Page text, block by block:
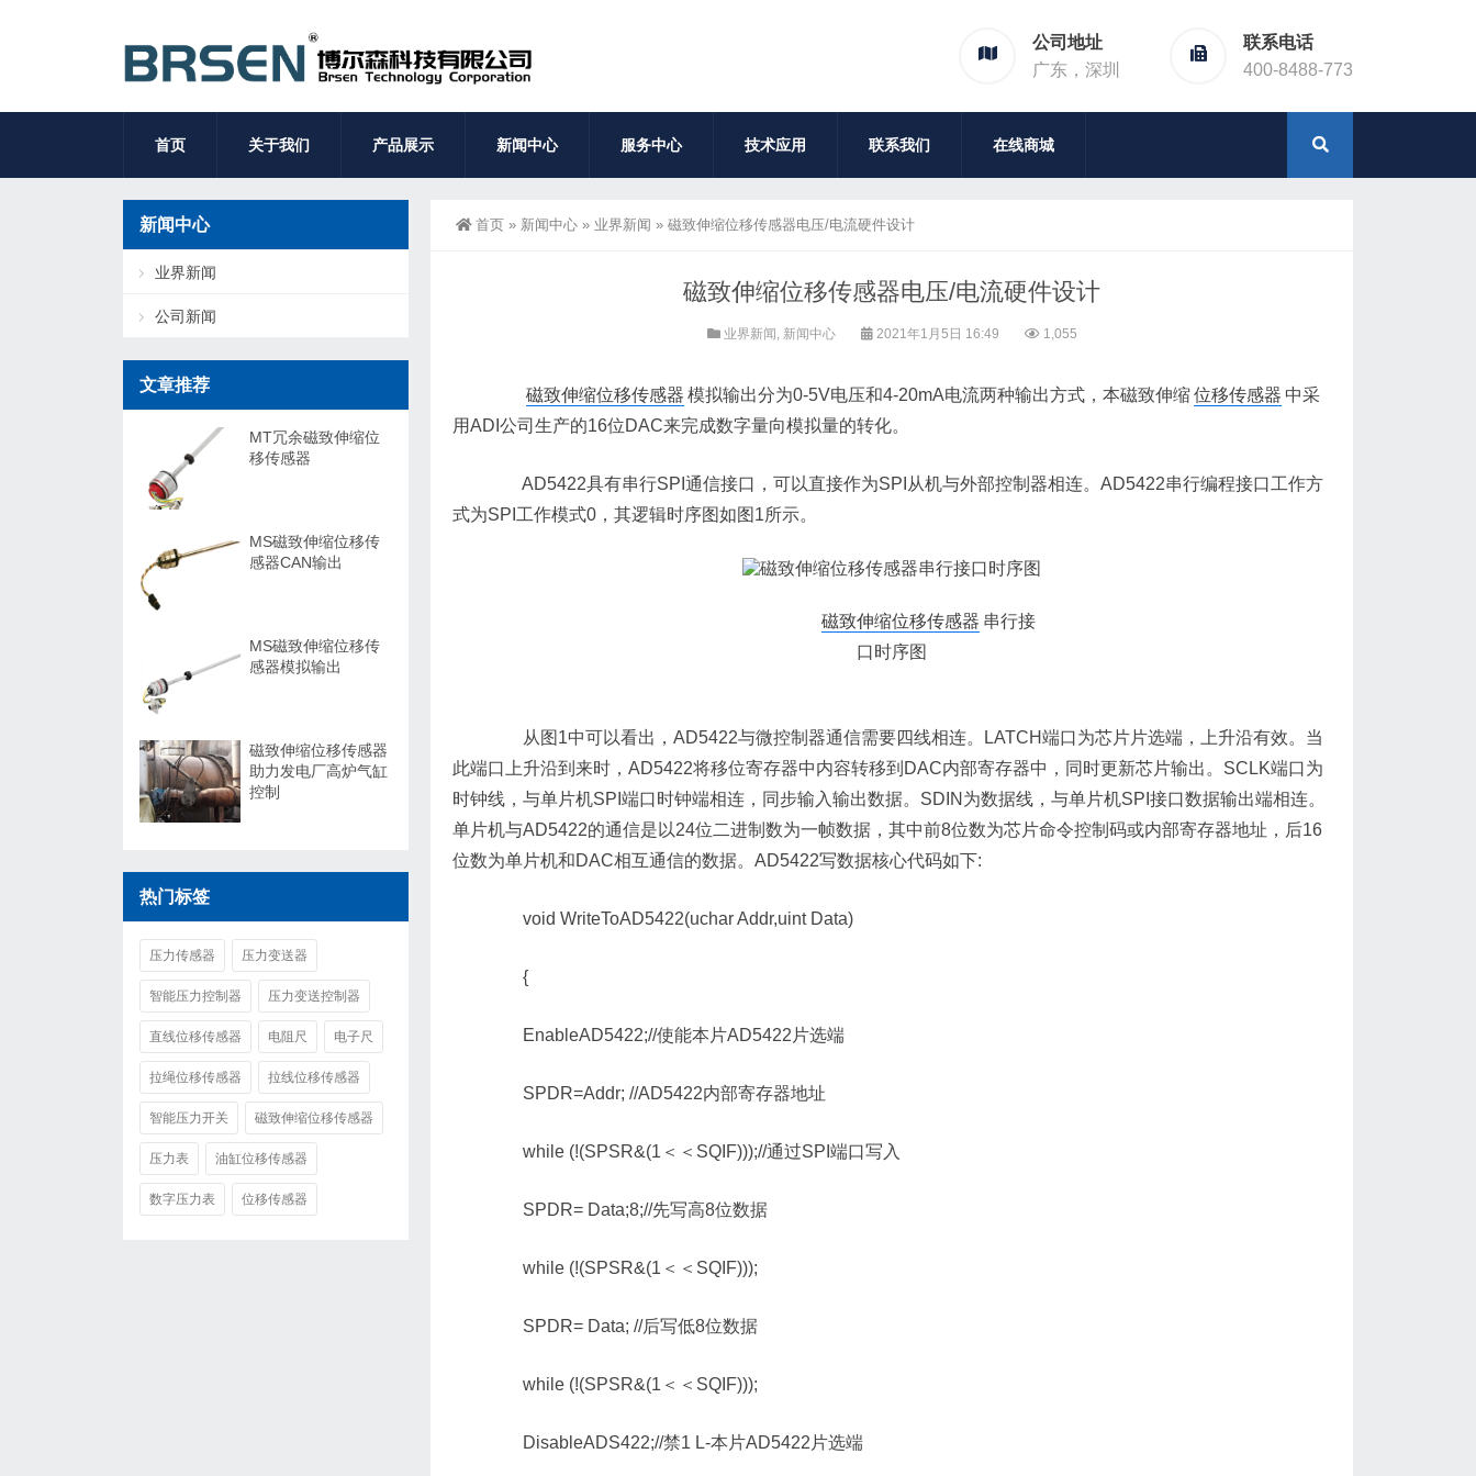
公司地址
广东，深圳
联系电话
400-8488-773
首页 关于我们 产品展示 新闻中心 服务中心 技术应用 联系我们 在线商城
首页 » 新闻中心 » 业界新闻 » 磁致伸缩位移传感器电压/电流硬件设计
磁致伸缩位移传感器电压/电流硬件设计
业界新闻 , 新闻中心 2021年1月5日 16:49 1,055
磁致伸缩位移传感器 模拟输出分为0-5V电压和4-20mA电流两种输出方式，本磁致伸缩位移传感器 中采
用ADI公司生产的16位DAC来完成数字量向模拟量的转化。
AD5422具有串行SPI通信接口，可以直接作为SPI从机与外部控制器相连。AD5422串行编程接口工作方
式为SPI工作模式0，其逻辑时序图如图1所示。
磁致伸缩位移传感器 串行接
口时序图
从图1中可以看出，AD5422与微控制器通信需要四线相连。LATCH端口为芯片片选端，上升沿有效。当
此端口上升沿到来时，AD5422将移位寄存器中内容转移到DAC内部寄存器中，同时更新芯片输出。SCLK端口为
时钟线，与单片机SPI端口时钟端相连，同步输入输出数据。SDIN为数据线，与单片机SPI接口数据输出端相连。
单片机与AD5422的通信是以24位二进制数为一帧数据，其中前8位数为芯片命令控制码或内部寄存器地址，后16
位数为单片机和DAC相互通信的数据。AD5422写数据核心代码如下:
void WriteToAD5422(uchar Addr,uint Data)
{
EnableAD5422;//使能本片AD5422片选端
SPDR=Addr; //AD5422内部寄存器地址
while (!(SPSR&(1＜＜SQIF)));//通过SPI端口写入
SPDR= Data;8;//先写高8位数据
while (!(SPSR&(1＜＜SQIF)));
SPDR= Data; //后写低8位数据
while (!(SPSR&(1＜＜SQIF)));
DisableADS422;//禁1 L-本片AD5422片选端
新闻中心
业界新闻
公司新闻
文章推荐
MT冗余磁致伸缩位
移传感器
MS磁致伸缩位移传
感器CAN输出
MS磁致伸缩位移传
感器模拟输出
磁致伸缩位移传感器
助力发电厂高炉气缸
控制
热门标签
压力传感器 压力变送器
智能压力控制器 压力变送控制器
直线位移传感器 电阻尺 电子尺
拉绳位移传感器 拉线位移传感器
智能压力开关 磁致伸缩位移传感器
压力表 油缸位移传感器
数字压力表 位移传感器